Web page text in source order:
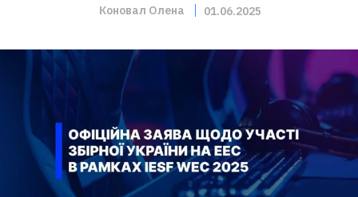
Коновал Олена 01.06.2025